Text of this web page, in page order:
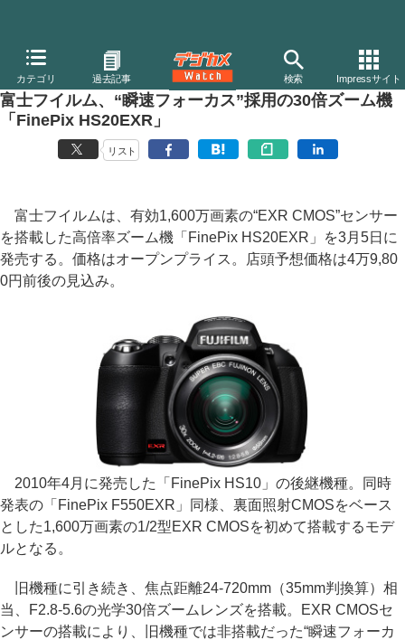
カテゴリ 過去記事 検索 Impressサイト
デジカメ Watch カメラ レンズ一体型（コンパクト）カメラ 富
富士フイルム、“瞬速フォーカス”採用の30倍ズーム機
「FinePix HS20EXR」
リスト
富士フイルムは、有効1,600万画素の“EXR CMOS”センサー
を搭載した高倍率ズーム機「FinePix HS20EXR」を3月5日に
発売する。価格はオープンプライス。店頭予想価格は4万9,80
0円前後の見込み。
2010年4月に発売した「FinePix HS10」の後継機種。同時
発表の「FinePix F550EXR」同様、裏面照射CMOSをベース
とした1,600万画素の1/2型EXR CMOSを初めて搭載するモデ
ルとなる。
旧機種に引き続き、焦点距離24-720mm（35mm判換算）相
当、F2.8-5.6の光学30倍ズームレンズを搭載。EXR CMOSセ
ンサーの搭載により、旧機種では非搭載だった“瞬速フォーカ